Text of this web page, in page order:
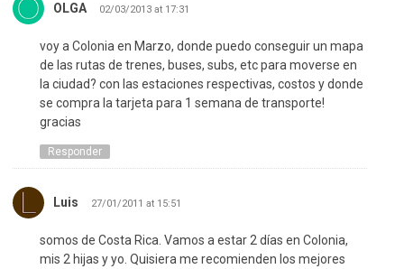
más vuelves a la página siempre hay que ser
Muchos saludos y suerte en tu viaje,
OLGA 02/03/2013 at 17:31
voy a Colonia en Marzo, donde puedo conseguir un mapa
de las rutas de trenes, buses, subs, etc para moverse en
la ciudad? con las estaciones respectivas, costos y donde
se compra la tarjeta para 1 semana de transporte!
gracias
Responder
Luis 27/01/2011 at 15:51
somos de Costa Rica. Vamos a estar 2 días en Colonia,
mis 2 hijas y yo. Quisiera me recomienden los mejores